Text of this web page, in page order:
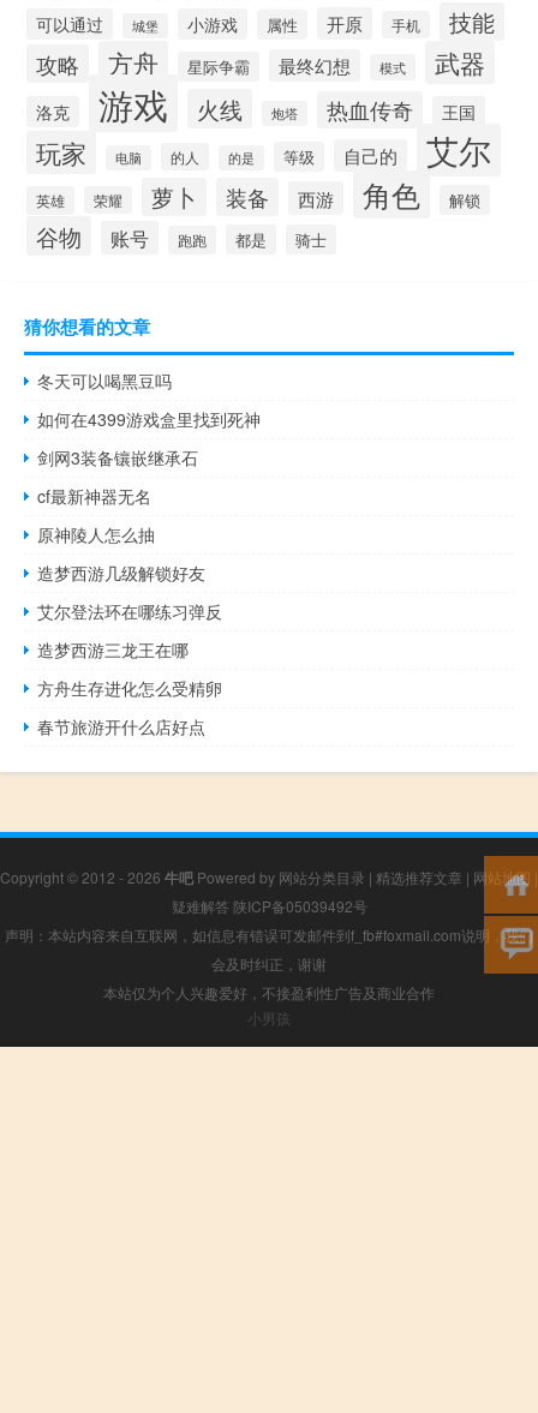
可以通过 城堡 小游戏 属性 开原 手机
技能
攻略
方舟 星际争霸 最终幻想 模式 武器
洛克 游戏 火线 炮塔 热血传奇 王国
玩家 电脑 的人 的是 等级 自己的 艾尔
英雄 荣耀 萝卜 装备 西游 角色 解锁
谷物 账号 跑跑 都是 骑士
猜你想看的文章
冬天可以喝黑豆吗
如何在4399游戏盒里找到死神
剑网3装备镶嵌继承石
cf最新神器无名
原神陵人怎么抽
造梦西游几级解锁好友
艾尔登法环在哪练习弹反
造梦西游三龙王在哪
方舟生存进化怎么受精卵
春节旅游开什么店好点
Copyright © 2012 - 2026 牛吧 Powered by 网站分类目录 | 精选推荐文章 | 网站地图 |
疑难解答 陕ICP备05039492号
声明：本站内容来自互联网，如信息有错误可发邮件到f_fb#foxmail.com说明，我们
会及时纠正，谢谢
本站仅为个人兴趣爱好，不接盈利性广告及商业合作
小男孩